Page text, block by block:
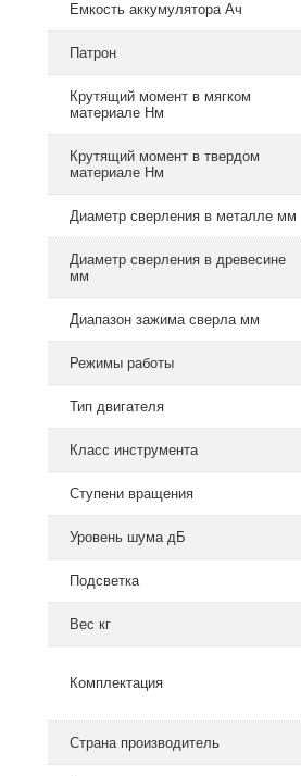
Емкость аккумулятора Ач
Патрон
Крутящий момент в мягком
материале Нм
Крутящий момент в твердом
материале Нм
Диаметр сверления в металле мм
Диаметр сверления в древесине
мм
Диапазон зажима сверла мм
Режимы работы
Тип двигателя
Класс инструмента
Ступени вращения
Уровень шума дБ
Подсветка
Вес кг
Комплектация
Страна производитель